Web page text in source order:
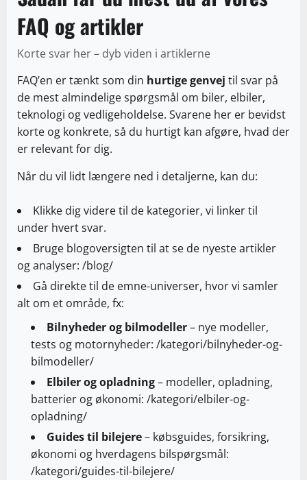
FAQ og artikler
Korte svar her – dyb viden i artiklerne
FAQ’en er tænkt som din hurtige genvej til svar på
de mest almindelige spørgsmål om biler, elbiler,
teknologi og vedligeholdelse. Svarene her er bevidst
korte og konkrete, så du hurtigt kan afgøre, hvad der
er relevant for dig.
Når du vil lidt længere ned i detaljerne, kan du:
Klikke dig videre til de kategorier, vi linker til
under hvert svar.
Bruge blogoversigten til at se de nyeste artikler
og analyser: /blog/
Gå direkte til de emne-universer, hvor vi samler
alt om et område, fx:
Bilnyheder og bilmodeller– nye modeller,
tests og motornyheder: /kategori/bilnyheder-og-
bilmodeller/
Elbiler og opladning– modeller, opladning,
batterier og økonomi: /kategori/elbiler-og-
opladning/
Guides til bilejere– købsguides, forsikring,
økonomi og hverdagens bilspørgsmål:
/kategori/guides-til-bilejere/